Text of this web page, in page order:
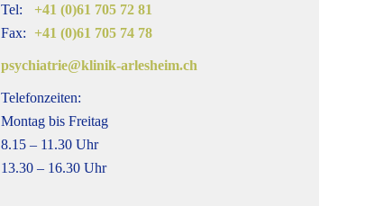
Tel:
+41 (0)61 705 72 81
Fax: +41 (0)61 705 74 78
psychiatrie@klinik-arlesheim.ch
Telefonzeiten:
Montag bis Freitag
8.15 – 11.30 Uhr
13.30 – 16.30 Uhr